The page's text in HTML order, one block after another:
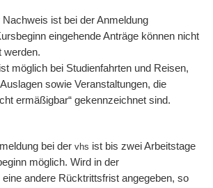
ist bei der Anmeldung
eingehende Anträge können nicht
werden.
möglich bei Studienfahrten und Reisen,
sowie Veranstaltungen, die
ermäßigbar“ gekennzeichnet sind.
bei der vhs ist bis zwei Arbeitstage
möglich. Wird in der
andere Rücktrittsfrist angegeben, so